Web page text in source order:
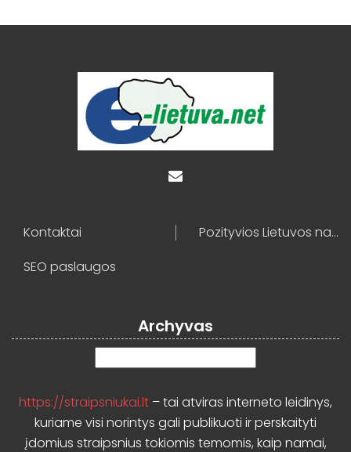
Kontaktai
Pozityvios Lietuvos naujienos
SEO paslaugos
Archyvas
https://straipsniukai.lt – tai atviras interneto leidinys,
kuriame visi norintys gali publikuoti ir perskaityti
įdomius straipsnius tokiomis temomis, kaip namai,